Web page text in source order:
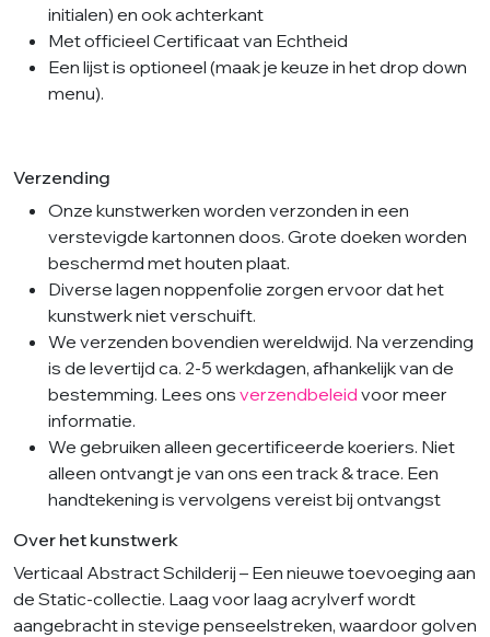
initialen) en ook achterkant
Met officieel Certificaat van Echtheid
Een lijst is optioneel (maak je keuze in het drop down
menu).
Verzending
Onze kunstwerken worden verzonden in een
verstevigde kartonnen doos. Grote doeken worden
beschermd met houten plaat.
Diverse lagen noppenfolie zorgen ervoor dat het
kunstwerk niet verschuift.
We verzenden bovendien wereldwijd. Na verzending
is de levertijd ca. 2-5 werkdagen, afhankelijk van de
bestemming. Lees ons verzendbeleid voor meer
informatie.
We gebruiken alleen gecertificeerde koeriers. Niet
alleen ontvangt je van ons een track & trace. Een
handtekening is vervolgens vereist bij ontvangst
Over het kunstwerk
Verticaal Abstract Schilderij – Een nieuwe toevoeging aan
de Static-collectie. Laag voor laag acrylverf wordt
aangebracht in stevige penseelstreken, waardoor golven